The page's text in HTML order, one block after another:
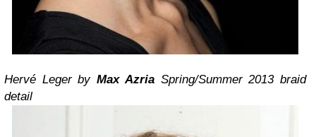
Hervé Leger byMax AzriaSpring/Summer 2013 braid
detail